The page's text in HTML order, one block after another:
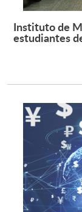
Instituto de
estudiantes